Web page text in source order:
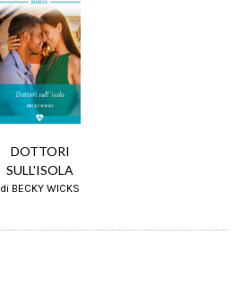
DOTTORI
SULL'ISOLA
di BECKY WICKS